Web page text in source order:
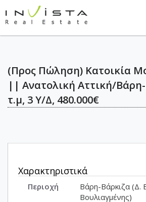
(Προς Πώληση) Κατοικία
|| Ανατολική Αττική/
τ.μ, 3 Υ/Δ, 480.000€
Χαρακτηριστικά
Περιοχή
Βάρη-Βάρκιζα (Δ.
Βουλιαγμένης)